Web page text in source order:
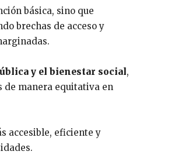
básica, sino que
brechas de acceso y
y el bienestar social,
de manera equitativa en
accesible, eficiente y